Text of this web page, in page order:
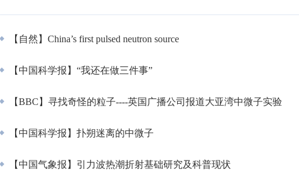
【自然】China’s first pulsed neutron source
【中国科学报】“我还在做三件事”
【BBC】寻找奇怪的粒子----英国广播公司报道大亚湾中微子实验
【中国科学报】扑朔迷离的中微子
【中国气象报】引力波热潮折射基础研究及科普现状